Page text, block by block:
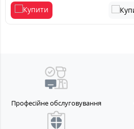
Професійне обслуговування